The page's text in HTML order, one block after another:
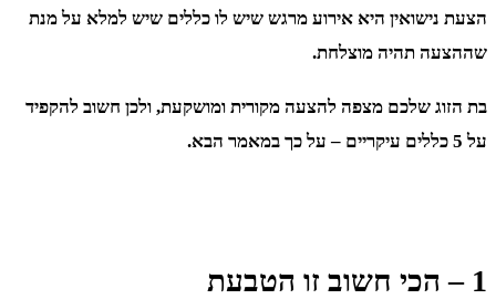
הצעת נישואין היא אירוע מרגש שיש לו כללים שיש למלא על מנת
שההצעה תהיה מוצלחת.
בת הזוג שלכם מצפה להצעה מקורית ומושקעת, ולכן חשוב להקפיד
על 5 כללים עיקריים – על כך במאמר הבא.
1 – הכי חשוב זו הטבעת